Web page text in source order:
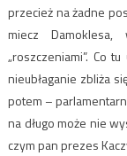
przecież na żadne
miecz
„roszczeniami”. Co
nieubłaganie zbliża
potem –
na długo może nie
czym pan prezes